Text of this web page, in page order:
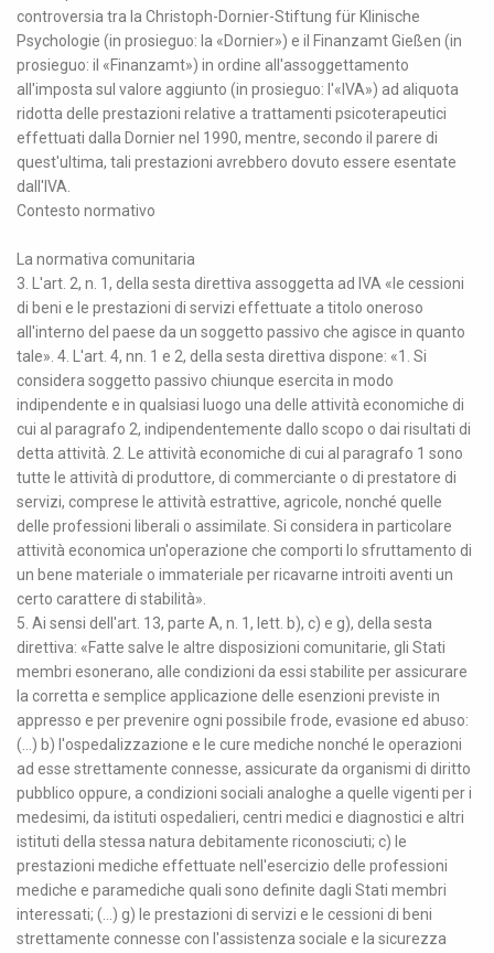
controversia tra la Christoph-Dornier-Stiftung für Klinische
Psychologie (in prosieguo: la «Dornier») e il Finanzamt Gießen (in
prosieguo: il «Finanzamt») in ordine all'assoggettamento
all'imposta sul valore aggiunto (in prosieguo: l'«IVA») ad aliquota
ridotta delle prestazioni relative a trattamenti psicoterapeutici
effettuati dalla Dornier nel 1990, mentre, secondo il parere di
quest'ultima, tali prestazioni avrebbero dovuto essere esentate
dall'IVA.
Contesto normativo
La normativa comunitaria
3. L'art. 2, n. 1, della sesta direttiva assoggetta ad IVA «le cessioni
di beni e le prestazioni di servizi effettuate a titolo oneroso
all'interno del paese da un soggetto passivo che agisce in quanto
tale». 4. L'art. 4, nn. 1 e 2, della sesta direttiva dispone: «1. Si
considera soggetto passivo chiunque esercita in modo
indipendente e in qualsiasi luogo una delle attività economiche di
cui al paragrafo 2, indipendentemente dallo scopo o dai risultati di
detta attività. 2. Le attività economiche di cui al paragrafo 1 sono
tutte le attività di produttore, di commerciante o di prestatore di
servizi, comprese le attività estrattive, agricole, nonché quelle
delle professioni liberali o assimilate. Si considera in particolare
attività economica un'operazione che comporti lo sfruttamento di
un bene materiale o immateriale per ricavarne introiti aventi un
certo carattere di stabilità».
5. Ai sensi dell'art. 13, parte A, n. 1, lett. b), c) e g), della sesta
direttiva: «Fatte salve le altre disposizioni comunitarie, gli Stati
membri esonerano, alle condizioni da essi stabilite per assicurare
la corretta e semplice applicazione delle esenzioni previste in
appresso e per prevenire ogni possibile frode, evasione ed abuso:
(...) b) l'ospedalizzazione e le cure mediche nonché le operazioni
ad esse strettamente connesse, assicurate da organismi di diritto
pubblico oppure, a condizioni sociali analoghe a quelle vigenti per i
medesimi, da istituti ospedalieri, centri medici e diagnostici e altri
istituti della stessa natura debitamente riconosciuti; c) le
prestazioni mediche effettuate nell'esercizio delle professioni
mediche e paramediche quali sono definite dagli Stati membri
interessati; (...) g) le prestazioni di servizi e le cessioni di beni
strettamente connesse con l'assistenza sociale e la sicurezza